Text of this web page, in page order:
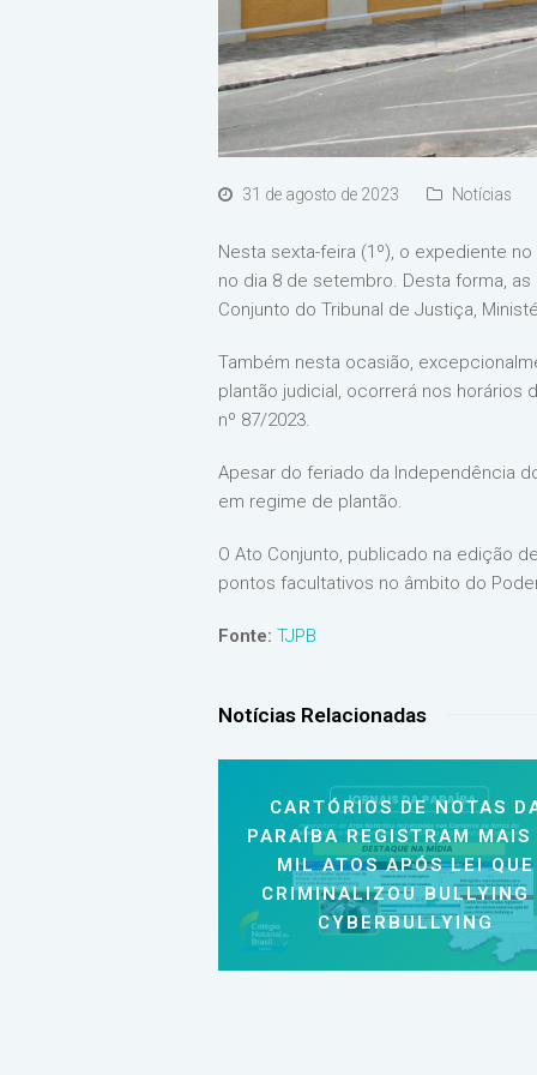
31 de agosto de 2023 Notícias
Nesta sexta-feira (1º), o expediente
no dia 8 de setembro. Desta forma,
Conjunto do Tribunal de Justiça,
Também nesta ocasião,
plantão judicial, ocorrerá nos horários
nº 87/2023.
Apesar do feriado da Independência
em regime de plantão.
O Ato Conjunto, publicado na edição
pontos facultativos no âmbito do
Fonte: TJPB
Notícias Relacionadas
CARTÓRIOS DE NOTAS
PARAÍBA REGISTRAM MAIS
MIL ATOS APÓS LEI QUE
CRIMINALIZOU BULLYING
CYBERBULLYING